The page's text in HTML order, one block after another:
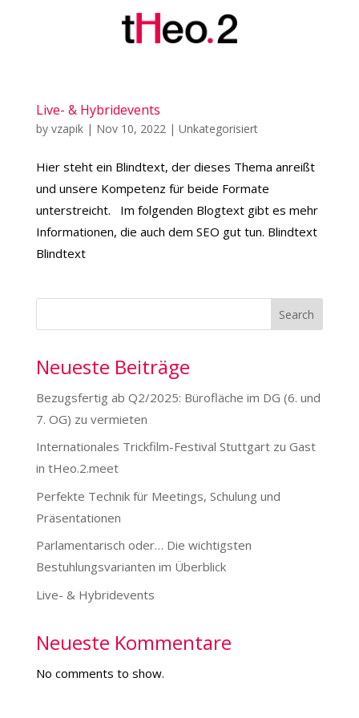
Live- & Hybridevents
by vzapik| Nov 10, 2022 | Unkategorisiert
Hier steht ein Blindtext, der dieses Thema anreißt
und unsere Kompetenz für beide Formate
unterstreicht. Im folgenden Blogtext gibt es mehr
Informationen, die auch dem SEO gut tun. Blindtext
Blindtext
Search
Neueste Beiträge
Bezugsfertig ab Q2/2025: Bürofläche im DG (6. und
7. OG) zu vermieten
Internationales Trickfilm-Festival Stuttgart zu Gast
in tHeo.2.meet
Perfekte Technik für Meetings, Schulung und
Präsentationen
Parlamentarisch oder… Die wichtigsten
Bestuhlungsvarianten im Überblick
Live- & Hybridevents
Neueste Kommentare
No comments to show.